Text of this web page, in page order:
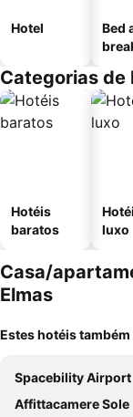
Hotel
Bed
Categorias de
Hotéis
baratos
luxo
Casa/
Elmas
Estes hotéis
Spacebility Airport
Affittacamere Sole